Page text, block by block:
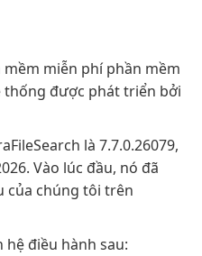
mềm miễn phí phần mềm
thống được phát triển bởi
là 7.7.0.26079,
Vào lúc đầu, nó đã
của chúng tôi trên
hệ điều hành sau: